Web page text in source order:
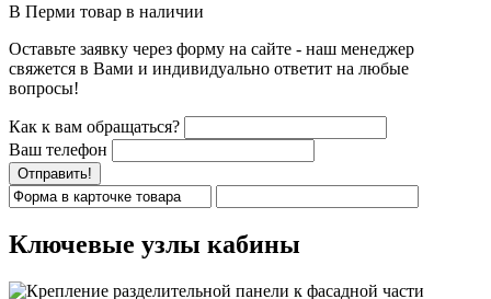
В Перми товар в наличии
Оставьте заявку через форму на сайте - наш менеджер
свяжется в Вами и индивидуально ответит на любые
вопросы!
Как к вам обращаться?
Ваш телефон
Отправить!
Ключевые узлы кабины